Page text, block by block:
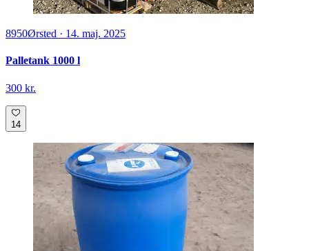
8950Ørsted · 14. maj. 2025
Palletank 1000 l
300 kr.
14